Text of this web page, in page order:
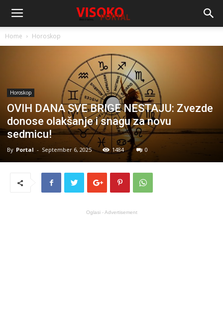
Home Horoskop
Horoskop
OVIH DANA SVE BRIGE NESTAJU: Zvezde
donose olakšanje i snagu za novu
sedmicu!
By Portal - September 6, 2025 1484 0
Oglasi - Advertisement